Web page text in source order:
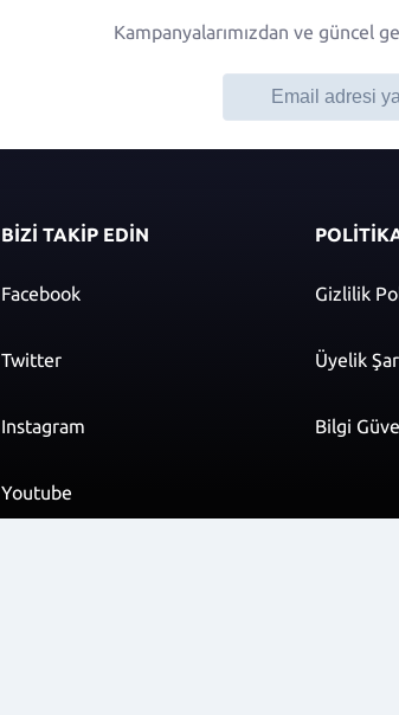
Kampanyalarımızdan ve güncel
BİZİ TAKİP EDİN
Facebook
Twitter
Instagram
Youtube
Gizlilik
Üyelik
Bilgi